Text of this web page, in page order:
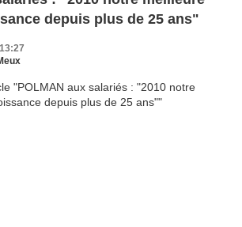
depuis plus de 25 ans"